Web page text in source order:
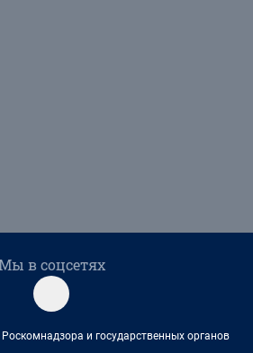
в соцсетях
и государственных органов